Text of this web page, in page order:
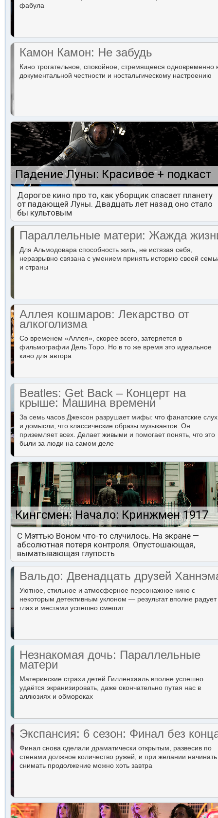
фабула
Камон Камон: Не забудь
Кино трогательное, спокойное, стремящееся одновременно
документальной честности и ностальгическому настроению
Падение Луны: Красивое + подкаст
Дорогое кино про то, как уборщик спасает планету
от падающей Луны. Двадцать лет назад оно стало
бы культовым
Параллельные матери: Жажда
Для Альмодовара способность жить, не истязая себя,
неразрывно связана с умением принять историю своей
и страны
Аллея кошмаров: Лекарство от
алкоголизма
Со временем «Аллея», скорее всего, затеряется в
фильмографии Дель Торо. Но в то же время это идеальное
кино для автора
Beatles: Get Back – Концерт на
крыше: Машина времени
За семь часов Джексон разрушает мифы: что фанатские
и домысли, что классические образы музыкантов. Он
приземляет всех. Делает живыми и помогает понять, что это
были за люди на самом деле
Кингсмен: Начало: Кринжмен 1917
С Мэттью Воном что-то случилось. На экране —
абсолютная потеря контроля. Опустошающая,
выматывающая глупость
Вальдо: Двенадцать друзей
Уютное, стильное и атмосферное персонажное кино с
некоторым детективным уклоном — результат вполне радует
глаз и местами успешно смешит
Незнакомая дочь: Параллельные
матери
Материнские страхи детей Гилленхааль вполне успешно
удаётся экранизировать, даже окончательно путая нас в
аллюзиях и обмороках
Экспансия: 6 сезон: Финал без
Финал снова сделали драматически открытым, развесив по
стенами должное количество ружей, и при желании начинать
снимать продолжение можно хоть завтра